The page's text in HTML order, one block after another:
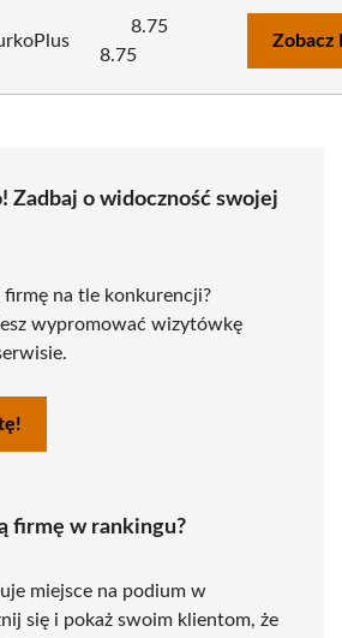
8.75
8.75
Zobacz
Zadbaj o widoczność swojej
na tle konkurencji?
wypromować wizytówkę
firmę w rankingu?
miejsce na podium w
się i pokaż swoim klientom, że